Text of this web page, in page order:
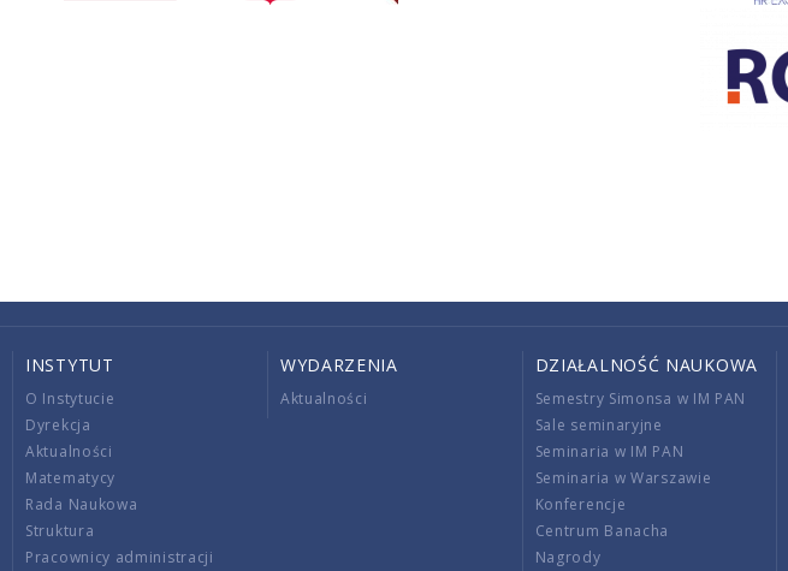
INSTYTUT
O Instytucie
Dyrekcja
Aktualności
Matematycy
Rada Naukowa
Struktura
Pracownicy administracji
WYDARZENIA
Aktualności
DZIAŁALNOŚĆ NAUKOWA
Semestry Simonsa w IM PAN
Sale seminaryjne
Seminaria w IM PAN
Seminaria w Warszawie
Konferencje
Centrum Banacha
Nagrody